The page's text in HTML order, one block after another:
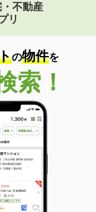
不動産
リ
の物件を
索！